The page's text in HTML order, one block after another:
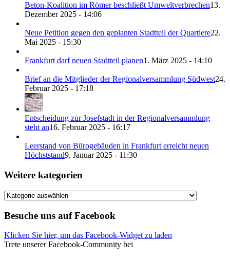
Beton-Koalition im Römer beschließt Umweltverbrechen13.
Dezember 2025 - 14:06
Neue Petition gegen den geplanten Stadtteil der Quartiere22.
Mai 2025 - 15:30
Frankfurt darf neuen Stadtteil planen1. März 2025 - 14:10
Brief an die Mitglieder der Regionalversammlung Südwest24.
Februar 2025 - 17:18
Entscheidung zur Josefstadt in der Regionalversammlung
steht an16. Februar 2025 - 16:17
Leerstand von Bürogebäuden in Frankfurt erreicht neuen
Höchststand9. Januar 2025 - 11:30
Weitere kategorien
Weitere
Besuche uns auf Facebook
Klicken Sie hier, um das Facebook-Widget zu laden
Trete unserer Facebook-Community bei